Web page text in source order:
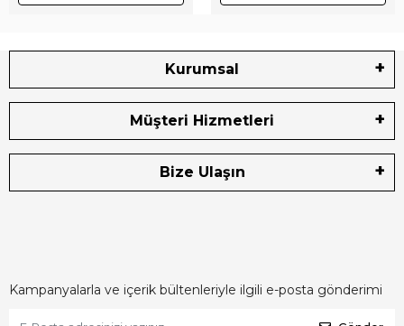
Kurumsal
Müşteri Hizmetleri
Bize Ulaşın
Kampanyalarla ve içerik bültenleriyle ilgili e-posta gönderimi